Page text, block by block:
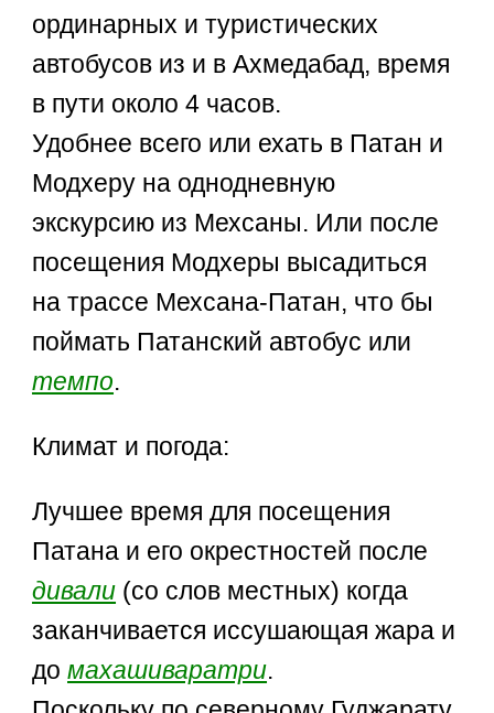
ординарных и туристических
автобусов из и в Ахмедабад, время
в пути около 4 часов.
Удобнее всего или ехать в Патан и
Модхеру на однодневную
экскурсию из Мехсаны. Или после
посещения Модхеры высадиться
на трассе Мехсана-Патан, что бы
поймать Патанский автобус или
темпо.
Климат и погода:
Лучшее время для посещения
Патана и его окрестностей после
дивали (со слов местных) когда
заканчивается иссушающая жара и
домахашиваратри.